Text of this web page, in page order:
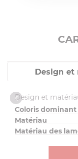
Design et
Design et
Coloris dominant
Matériau
Matériau des